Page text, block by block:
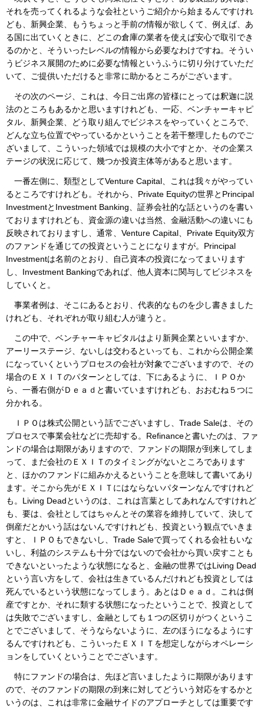
それを売ってくれるような会社というご紹介から始まるんですけれ
ども、新興企業、もうちょっと手前の情報が欲しくて、例えば、あ
る国に出ていくときに、どこの倉庫の業者を使えば安心で取引でき
るのかと、そういったレベルの情報から必要なわけですね。そうい
うビジネス展開のために必要な情報というふうに切り分けていただ
いて、ご提供いただけると非常に助かるところがございます。
その次のページ、これは、今日ご出席の皆様にとっては釈迦に説
法のところもあるかと思いますけれども、一応、ベンチャーキャピ
タル、新興企業、どう取り組んでビジネスをやっていくところで、
どんな立ち位置でやっているかということを若干整理したものでご
ざいまして、こういった領域では規模の大小ですとか、その企業ス
テージの状況に応じて、幾つか投資主体等があると思います。
一番左側に、類型としてVenture Capital、これは我々がやってい
るところですけれども。それから、Private Equityの世界とPrincipal
InvestmentとInvestment Banking、証券会社的な話というのを書い
ておりますけれども、資金源の違いは当然、金融活動への違いにも
反映されておりますし、通常、Venture Capital、Private Equity双方
のファンドを通じての投資ということになりますが。Principal
Investmentは名前のとおり、自己資本の投資になってまいります
し、Investment Bankingであれば、他人資本に関与してビジネスを
していくと。
事業者例は、そこにあるとおり、代表的なものを少し書きました
けれども、それぞれが取り組む人が違うと。
この中で、ベンチャーキャピタルはより新興企業といいますか、
アーリーステージ、ないしは交わるといっても、これから公開企業
になっていくというプロセスの会社が対象でございますので、その
場合のＥＸＩＴのパターンとしては、下にあるように、ＩＰＯか
ら、一番右側がＤｅａｄと書いていますけれども、おおむね５つに
分かれる。
ＩＰＯは株式公開という話でございますし、Trade Saleは、その
プロセスで事業会社などに売却する。Refinanceと書いたのは、ファ
ンドの場合は期限がありますので、ファンドの期限が到来してしま
って、まだ会社のＥＸＩＴのタイミングがないところであります
と、ほかのファンドに組みかえるということを意味して書いてあり
ます。そこから先がＥＸＩＴにはならないパターンなんですけれど
も。Living Deadというのは、これは言葉としてあれなんですけれど
も、要は、会社としてはちゃんとその業容を維持していて、決して
倒産だとかいう話はないんですけれども、投資という観点でいきま
すと、ＩＰＯもできないし、Trade Saleで買ってくれる会社もいな
いし、利益のシステムも十分ではないので会社から買い戻すことも
できないといったような状態になると、金融の世界ではLiving Dead
という言い方をして、会社は生きているんだけれども投資としては
死んでいるという状態になってしまう。あとはＤｅａｄ。これは倒
産ですとか、それに類する状態になったということで、投資として
は失敗でございますし、金融としても１つの区切りがつくというこ
とでございまして、そうならないように、左のほうになるようにす
るんですけれども、こういったＥＸＩＴを想定しながらオペレーシ
ョンをしていくということでございます。
特にファンドの場合は、先ほど言いましたように期限があります
ので、そのファンドの期限の到来に対してどういう対応をするかと
いうのは、これは非常に金融サイドのアプローチとしては重要です